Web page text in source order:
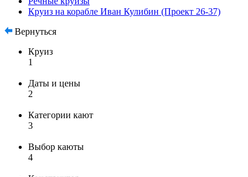
Круиз на корабле Иван Кулибин (Проект 26-37)
Вернуться
Круиз
1
Даты и цены
2
Категории кают
3
Выбор каюты
4